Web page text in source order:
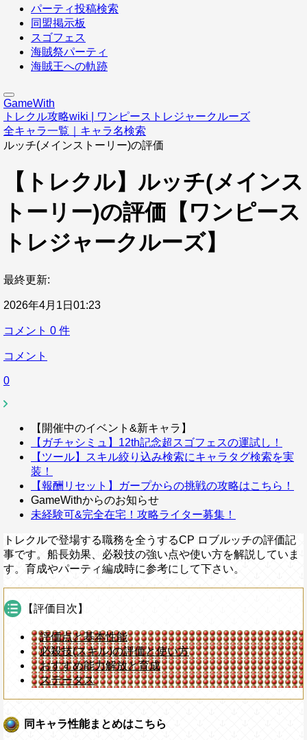
パーティ投稿検索
同盟掲示板
スゴフェス
海賊祭パーティ
海賊王への軌跡
GameWith
トレクル攻略wiki | ワンピーストレジャークルーズ
全キャラ一覧｜キャラ名検索
ルッチ(メインストーリー)の評価
【トレクル】ルッチ(メインス
トーリー)の評価【ワンピース
トレジャークルーズ】
最終更新:
2026年4月1日01:23
コメント 0 件
コメント
0
【開催中のイベント&新キャラ】
【ガチャシミュ】12th記念超スゴフェスの運試し！
【ツール】スキル絞り込み検索にキャラタグ検索を実
装！
【報酬リセット】ガープからの挑戦の攻略はこちら！
GameWithからのお知らせ
未経験可&完全在宅！攻略ライター募集！
トレクルで登場する職務を全うするCP ロブルッチの評価記
事です。船長効果、必殺技の強い点や使い方を解説していま
す。育成やパーティ編成時に参考にして下さい。
【評価目次】
評価点と基本性能
必殺技(スキル)の評価と使い方
おすすめ能力解放と育成
ステータス
同キャラ性能まとめはこちら